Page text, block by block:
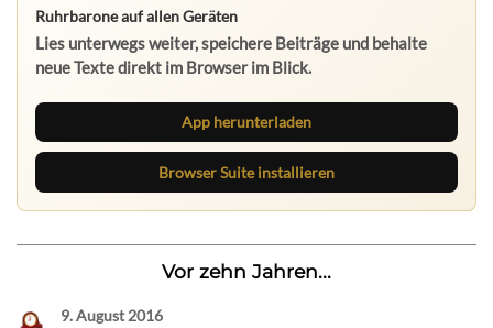
Ruhrbarone auf allen Geräten
Lies unterwegs weiter, speichere Beiträge und behalte
neue Texte direkt im Browser im Blick.
App herunterladen
Browser Suite installieren
Vor zehn Jahren...
9. August 2016